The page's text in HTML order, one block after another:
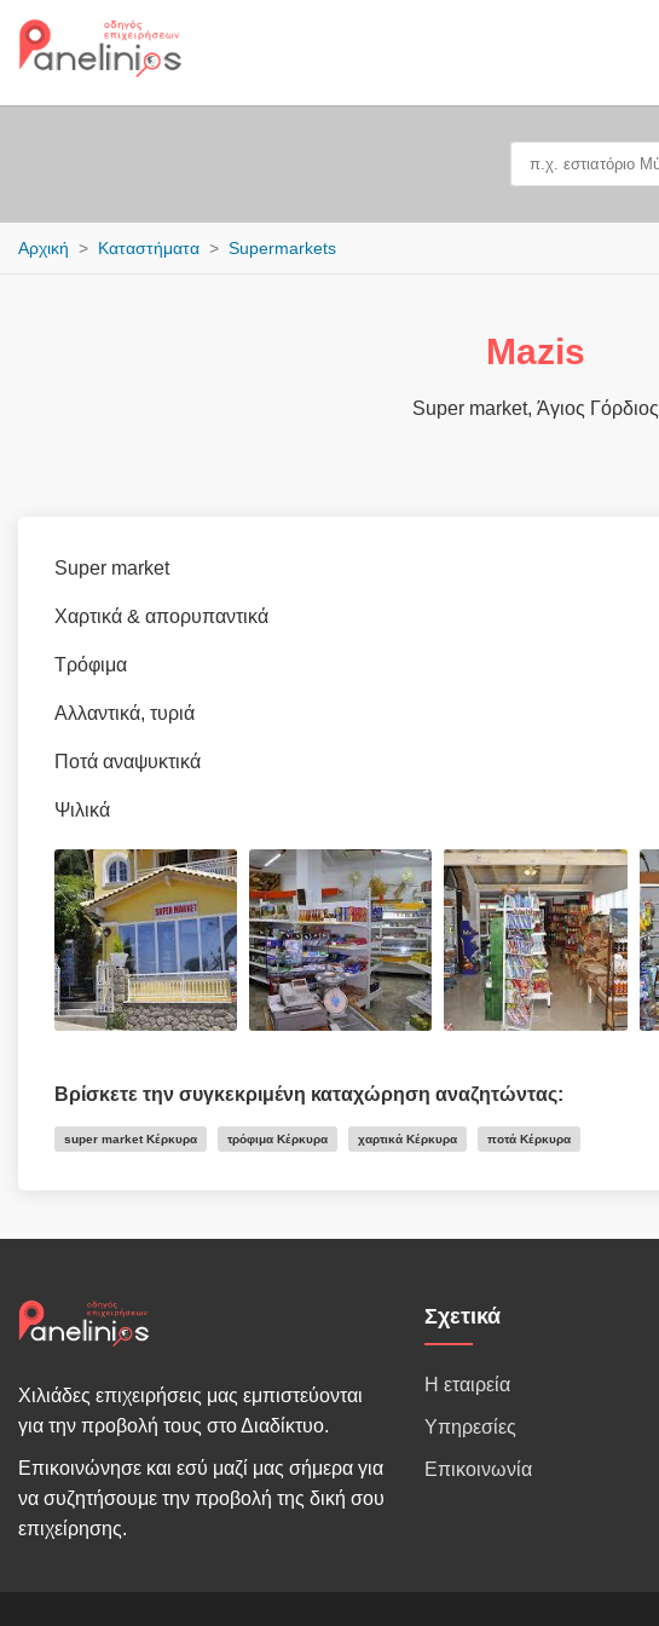
Αρχική Καταστήματα Supermarkets
Mazis
Super market, Άγιος Γόρδιος
Super market
Χαρτικά & απορυπαντικά
Τρόφιμα
Αλλαντικά, τυριά
Ποτά αναψυκτικά
Ψιλικά
Βρίσκετε την συγκεκριμένη καταχώρηση αναζητώντας:
super market Κέρκυρα τρόφιμα Κέρκυρα χαρτικά Κέρκυρα ποτά Κέρκυρα
Χιλιάδες επιχειρήσεις μας εμπιστεύονται
για την προβολή τους στο Διαδίκτυο.
Επικοινώνησε και εσύ μαζί μας σήμερα για
να συζητήσουμε την προβολή της δική σου
επιχείρησης.
Σχετικά
Η εταιρεία
Υπηρεσίες
Επικοινωνία